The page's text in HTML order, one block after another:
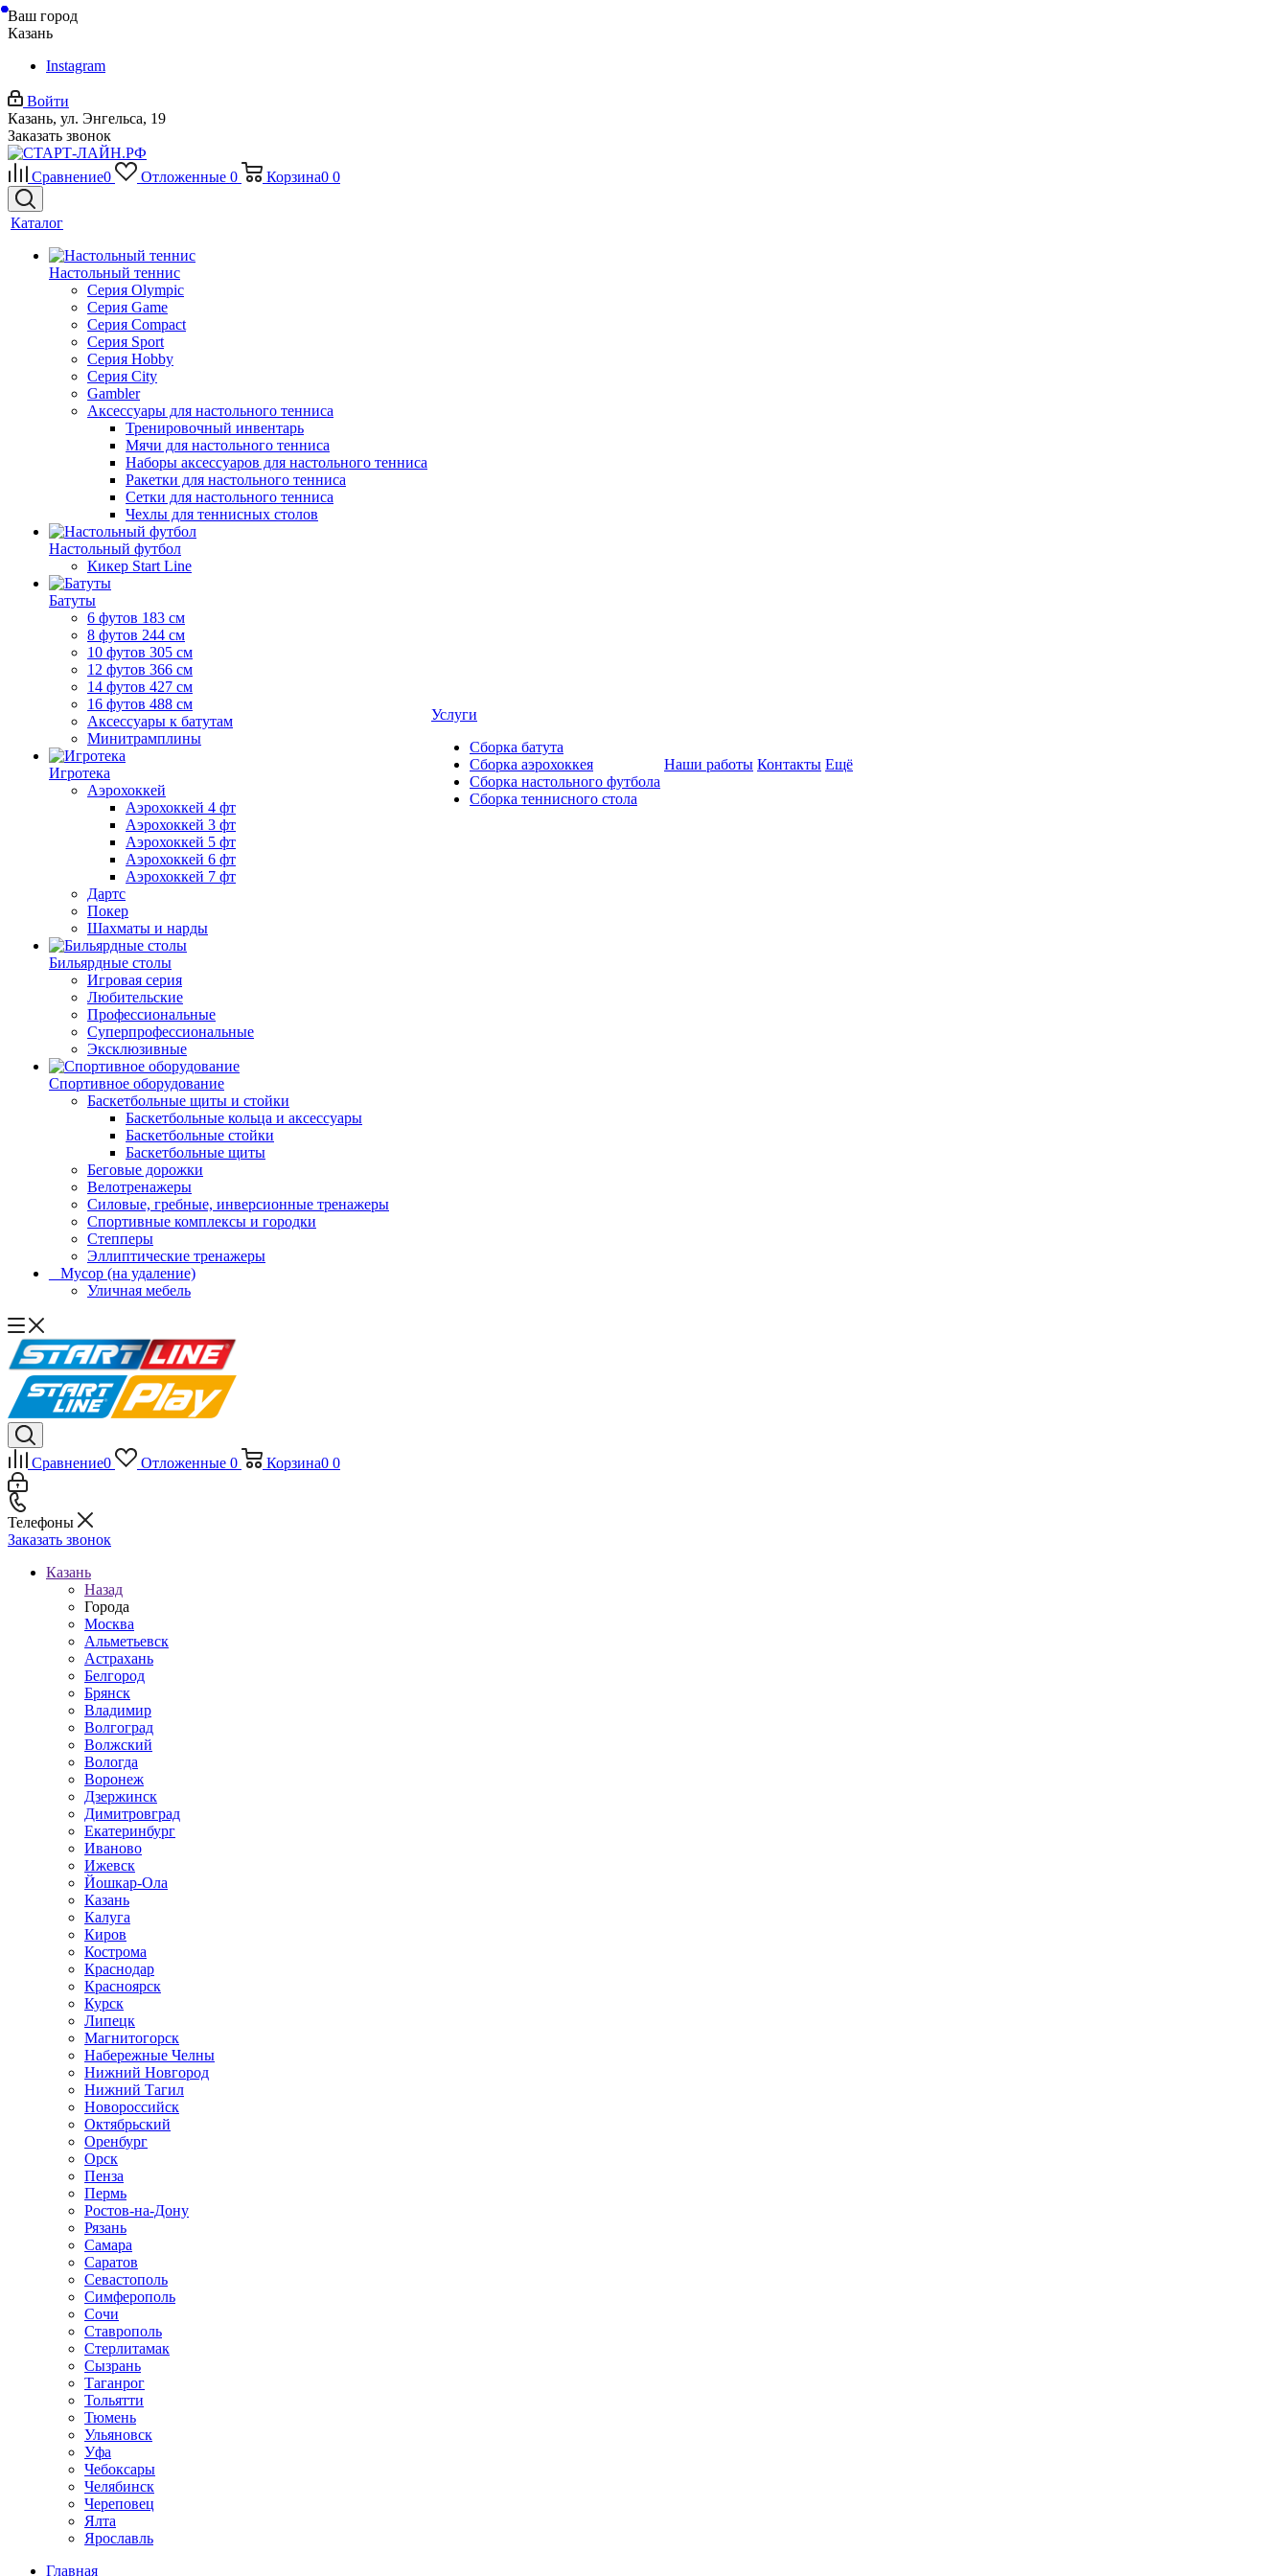
Ваш город
Казань
Instagram
Войти
Казань, ул. Энгельса, 19
Заказать звонок
Сравнение0 Отложенные 0 Корзина0 0
Каталог
Настольный теннис
Серия Olympic
Серия Game
Серия Compact
Серия Sport
Серия Hobby
Серия City
Gambler
Аксессуары для настольного тенниса
Тренировочный инвентарь
Мячи для настольного тенниса
Наборы аксессуаров для настольного тенниса
Ракетки для настольного тенниса
Сетки для настольного тенниса
Чехлы для теннисных столов
Настольный футбол
Кикер Start Line
Батуты
6 футов 183 см
8 футов 244 см
10 футов 305 см
12 футов 366 см
14 футов 427 см
16 футов 488 см
Аксессуары к батутам
Минитрамплины
Игротека
Аэрохоккей
Аэрохоккей 4 фт
Аэрохоккей 3 фт
Аэрохоккей 5 фт
Аэрохоккей 6 фт
Аэрохоккей 7 фт
Дартс
Покер
Шахматы и нарды
Бильярдные столы
Игровая серия
Любительские
Профессиональные
Суперпрофессиональные
Эксклюзивные
Спортивное оборудование
Баскетбольные щиты и стойки
Баскетбольные кольца и аксессуары
Баскетбольные стойки
Баскетбольные щиты
Беговые дорожки
Велотренажеры
Силовые, гребные, инверсионные тренажеры
Спортивные комплексы и городки
Степперы
Эллиптические тренажеры
_ Мусор (на удаление)
Уличная мебель
Услуги
Сборка батута
Сборка аэрохоккея
Сборка настольного футбола
Сборка теннисного стола
Наши работы Контакты Ещё
Сравнение0 Отложенные 0 Корзина0 0
Телефоны
Заказать звонок
Казань
Назад
Города
Москва
Альметьевск
Астрахань
Белгород
Брянск
Владимир
Волгоград
Волжский
Вологда
Воронеж
Дзержинск
Димитровград
Екатеринбург
Иваново
Ижевск
Йошкар-Ола
Казань
Калуга
Киров
Кострома
Краснодар
Красноярск
Курск
Липецк
Магнитогорск
Набережные Челны
Нижний Новгород
Нижний Тагил
Новороссийск
Октябрьский
Оренбург
Орск
Пенза
Пермь
Ростов-на-Дону
Рязань
Самара
Саратов
Севастополь
Симферополь
Сочи
Ставрополь
Стерлитамак
Сызрань
Таганрог
Тольятти
Тюмень
Ульяновск
Уфа
Чебоксары
Челябинск
Череповец
Ялта
Ярославль
Главная